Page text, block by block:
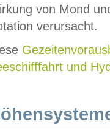
von Mond
verursacht.
und